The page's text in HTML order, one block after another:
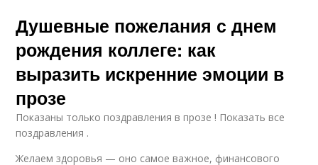
Душевные пожелания с днем
рождения коллеге: как
выразить искренние эмоции в
прозе
Показаны только поздравления в прозе ! Показать все
поздравления .
Желаем здоровья — оно самое важное, финансового